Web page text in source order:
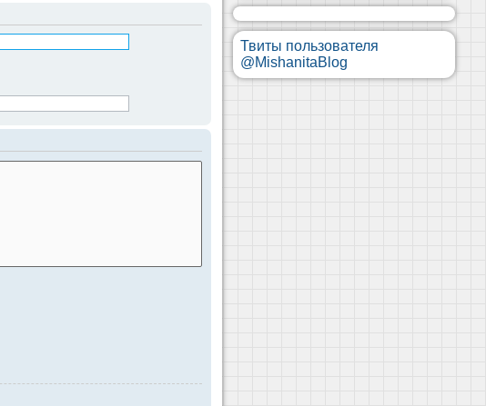
Твиты пользователя
@MishanitaBlog